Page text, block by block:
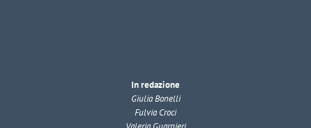
In redazione
Giulia Bonelli
Fulvia Croci